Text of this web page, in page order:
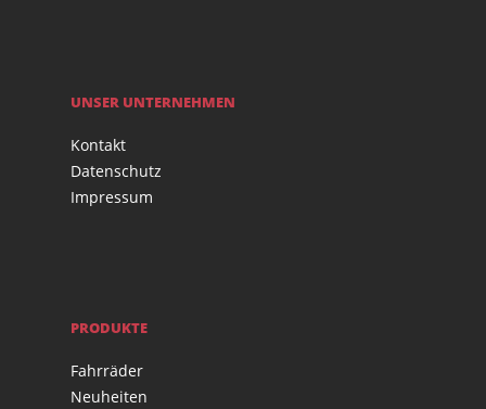
UNSER UNTERNEHMEN
Kontakt
Datenschutz
Impressum
PRODUKTE
Fahrräder
Neuheiten